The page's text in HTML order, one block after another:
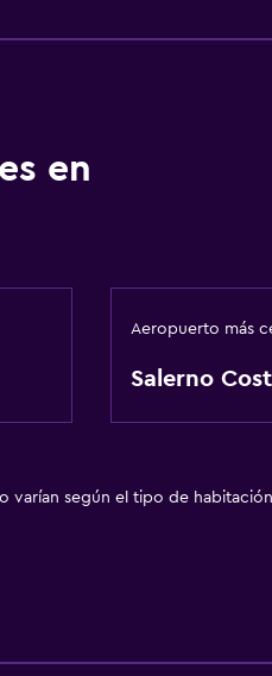
en
Aeropuerto más
Salerno
varían según el tipo de